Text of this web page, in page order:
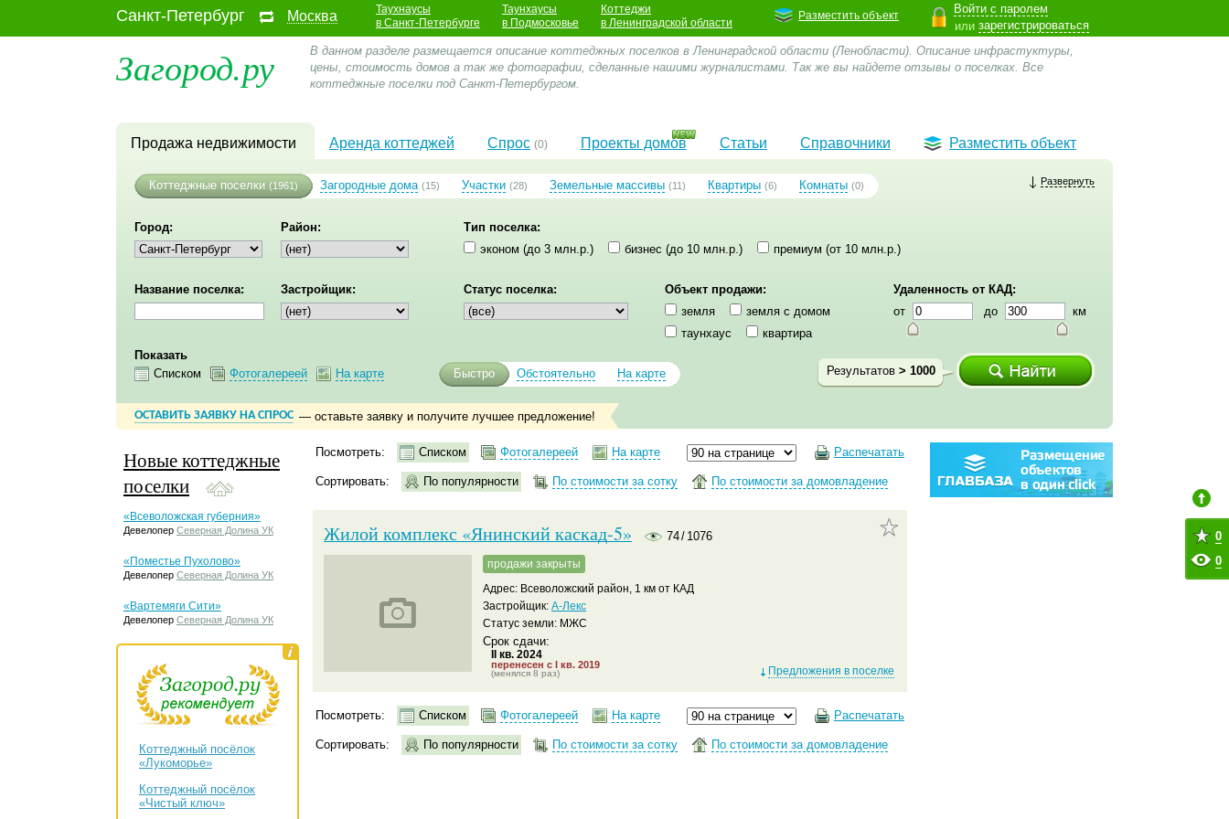
Санкт-Петербург Москва
Таухнаусы
в Санкт-Петербурге
Таунхаусы
в Подмосковье
Коттеджи
в Ленинградской области
Войти с паролем
или зарегистрироваться
Разместить объект
Загород.ру
В данном разделе размещается описание коттеджных поселков в Ленинградской области (Ленобласти). Описание инфрастуктуры,
цены, стоимость домов а так же фотографии, сделанные нашими журналистами. Так же вы найдете отзывы о поселках. Все
коттеджные поселки под Санкт-Петербургом.
Продажа недвижимости Аренда коттеджей Спрос (0) Проекты домов Статьи Справочники Разместить объект
Коттеджные поселки (1961) Загородные дома (15) Участки (28) Земельные массивы (11) Квартиры (6) Комнаты (0) Развернуть
Город: Район:
Тип поселка:
эконом (до 3 млн.р.)
бизнес (до 10 млн.р.) премиум (от 10 млн.р.)
Название поселка: Застройщик: Статус поселка:
Объект продажи:
земля
земля с домом
таунхаус
квартира
Удаленность от КАД:
от
до км
Показать
Списком
Фотогалереей На карте Быстро Обстоятельно На карте Результатов > 1000
ОСТАВИТЬ ЗАЯВКУ НА СПРОС — оставьте заявку и получите лучшее предложение!
Новые коттеджные
поселки
«Всеволожская губерния»
Девелопер Северная Долина УК
«Поместье Пухолово»
Девелопер Северная Долина УК
«Вартемяги Сити»
Девелопер Северная Долина УК
Коттеджный посёлок
«Лукоморье»
Коттеджный посёлок
«Чистый ключ»
Посмотреть: Списком Фотогалереей На карте Распечатать
Сортировать: По популярности По стоимости за сотку По стоимости за домовладение
Жилой комплекс «Янинский каскад-5» 74/ 1076
продажи закрыты
Адрес: Всеволожский район, 1 км от КАД
Застройщик: А-Лекс
Статус земли: МЖС
Срок сдачи:
II кв. 2024
перенесен с I кв. 2019
(менялся 8 раз) Предложения в поселке
Посмотреть: Списком Фотогалереей На карте Распечатать
Сортировать: По популярности По стоимости за сотку По стоимости за домовладение
0
0